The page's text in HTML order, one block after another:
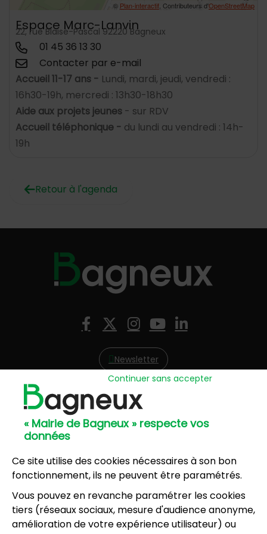
« Mairie de Bagneux » respecte vos
données
Ce site utilise des cookies nécessaires à son bon
fonctionnement, ils ne peuvent être paramétrés.
Vous pouvez en revanche paramétrer les cookies
tiers (réseaux sociaux, mesure d'audience anonyme,
amélioration de votre expérience utilisateur) ou
Continuer sans accepter
© Plan-interactif , Contributeurs d'OpenStreetMap
Espace Marc-Lanvin
22, rue Blaise-Pascal 92220 Bagneux
01 45 36 13 30
Contacter par e-mail
Accueil 11-17 ans - Lundi, mardi, jeudi, vendredi :
16h30-19h, mercredi : 13h30-18h30
Aide aux projets jeunes - sur RDV
Accueil téléphonique - du lundi au vendredi : 14h-
19h
Retour à l'agenda
Facebook
X (Twitter)
Instagram
YouTube
LinkedIn
Newsletter
Hôtel de Ville
57, avenue Henri Ravera - 92220 Bagneux
01 42 31 60 00
01 45 47 62 00
NOUS CONTACTER